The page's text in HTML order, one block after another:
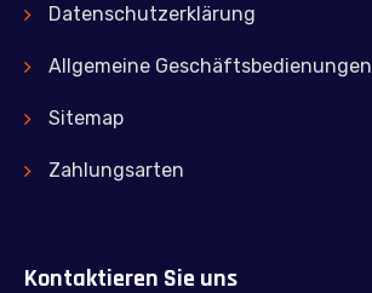
Datenschutzerklärung
Allgemeine Geschäftsbedienungen
Sitemap
Zahlungsarten
Kontaktieren Sie uns